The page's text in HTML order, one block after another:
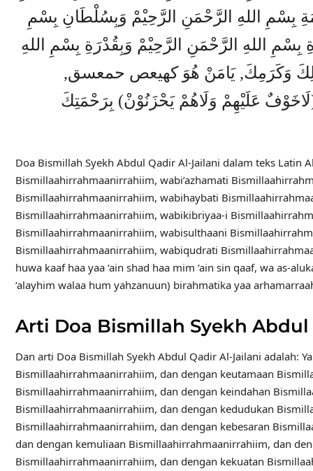
بِسْمِ اللهِ الرَّحْمَنِ الرَّحِيْمْ وَبِسُلْطَانِ بِسْمِ
بِسْمِ اللهِ الرَّحْمَنِ الرَّحِيْمْ وَبِقُدْرَةِ بِسْمِ اللهِ
وَكَرَمِكَ, يَامَنْ هُوَ كهيعص حمعسق,
عَلَيْهِمْ وَلَاهُمْ يَحْزَنُوْنْ) بِرَحْمَتِكَ
Doa Bismillah Syekh Abdul Qadir Al-Jailani dalam teks
Bismillaahirrahmaanirrahiim, wabi’azhamati
Bismillaahirrahmaanirrahiim, wabihaybati
Bismillaahirrahmaanirrahiim, wabikibriyaa-i
Bismillaahirrahmaanirrahiim, wabisulthaani
Bismillaahirrahmaanirrahiim, wabiqudrati
huwa kaaf haa yaa ‘ain shad haa mim ‘ain sin qaaf, wa as-
‘alayhim walaa hum yahzanuun) birahmatika yaa
Arti Doa Bismillah Syekh
Dan arti Doa Bismillah Syekh Abdul Qadir Al-Jailani adalah:
Bismillaahirrahmaanirrahiim, dan dengan keutamaan
Bismillaahirrahmaanirrahiim, dan dengan keindahan
Bismillaahirrahmaanirrahiim, dan dengan kedudukan
Bismillaahirrahmaanirrahiim, dan dengan kebesaran
dan dengan kemuliaan Bismillaahirrahmaanirrahiim, dan
Bismillaahirrahmaanirrahiim, dan dengan kekuatan